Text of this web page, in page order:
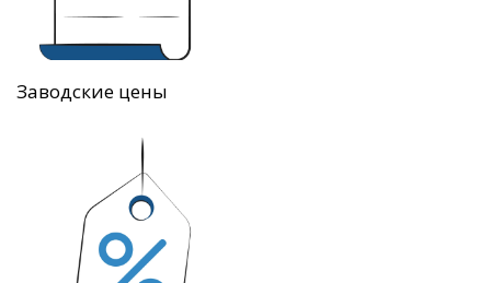
Заводские цены